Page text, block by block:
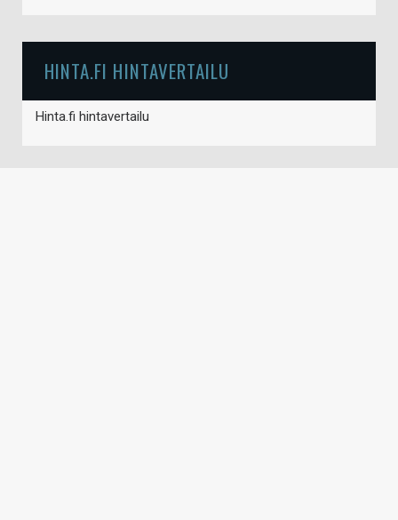
HINTA.FI HINTAVERTAILU
Hinta.fi hintavertailu